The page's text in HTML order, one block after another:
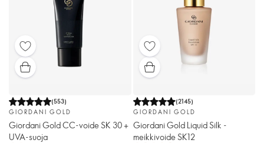
(553)
GIORDANI GOLD
Giordani Gold CC-voide SK 30 +
UVA-suoja
(2145)
GIORDANI GOLD
Giordani Gold Liquid Silk -
meikkivoide SK12